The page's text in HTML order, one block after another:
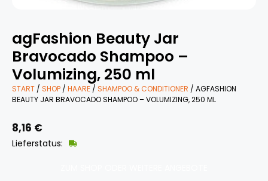
agFashion Beauty Jar
Bravocado Shampoo –
Volumizing, 250 ml
START / SHOP / HAARE / SHAMPOO & CONDITIONER / AGFASHION
BEAUTY JAR BRAVOCADO SHAMPOO – VOLUMIZING, 250 ML
8,16 €
Lieferstatus: